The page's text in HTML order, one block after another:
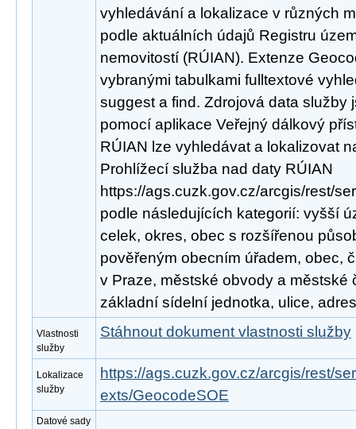
vyhledávání a lokalizace v různých
podle aktuálních údajů Registru
nemovitostí (RÚIAN). Extenze
vybranými tabulkami fulltextové
suggest a find. Zdrojová data služby
pomocí aplikace Veřejný dálkový
RÚIAN lze vyhledávat a lokalizovat
Prohlížecí služba nad daty RÚIAN
https://ags.cuzk.gov.cz/arcgis/rest/
podle následujících kategorií: vyšší
celek, okres, obec s rozšířenou
pověřeným obecním úřadem, obec,
v Praze, městské obvody a městské
základní sídelní jednotka, ulice,
Vlastnosti
služby
Stáhnout dokument vlastnosti služby
Lokalizace
služby
https://ags.cuzk.gov.cz/arcgis/rest/
exts/GeocodeSOE
Datové sady